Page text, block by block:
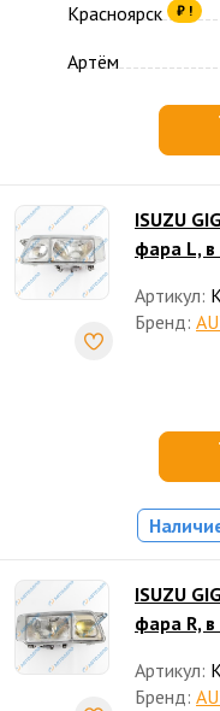
Красноярск
₽ !
Артём
ISUZU
фара L,
Артикул:
Бренд:
ISUZU
фара R,
Артикул:
Бренд: